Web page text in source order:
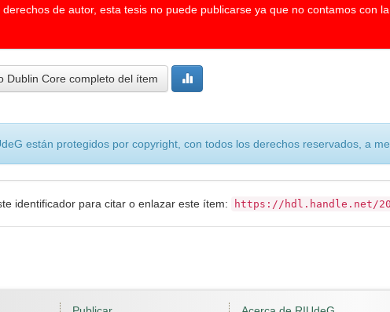
derechos de autor, esta tesis no puede publicarse ya que no contamos con
Dublin Core completo del ítem
están protegidos por copyright, con todos los derechos reservados, a
identificador para citar o enlazar este ítem: https://hdl.handle.net/